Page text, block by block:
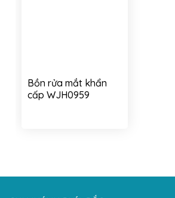
Bồn rửa mắt khẩn
cấp WJH0959